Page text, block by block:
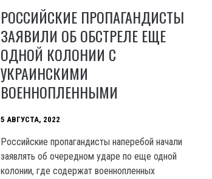
РОССИЙСКИЕ ПРОПАГАНДИСТЫ
ЗАЯВИЛИ ОБ ОБСТРЕЛЕ ЕЩЕ
ОДНОЙ КОЛОНИИ С
УКРАИНСКИМИ
ВОЕННОПЛЕННЫМИ
5 АВГУСТА, 2022
Российские пропагандисты наперебой начали
заявлять об очередном ударе по еще одной
колонии, где содержат военнопленных